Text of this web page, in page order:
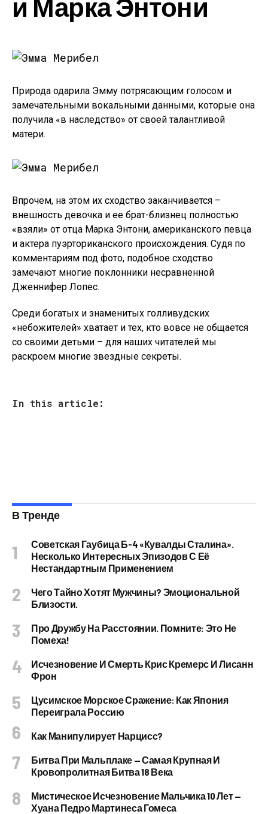
Природа одарила Эмму потрясающим голосом и
замечательными вокальными данными, которые она
получила «в наследство» от своей талантливой
матери.
Впрочем, на этом их сходство заканчивается –
внешность девочка и ее брат-близнец полностью
«взяли» от отца Марка Энтони, американского певца
и актера пуэрториканского происхождения. Судя по
комментариям под фото, подобное сходство
замечают многие поклонники несравненной
Дженнифер Лопес.
Среди богатых и знаменитых голливудских
«небожителей» хватает и тех, кто вовсе не общается
со своими детьми – для наших читателей мы
раскроем многие звездные секреты.
In this article:
В Тренде
Советская Гаубица Б-4 «Кувалды Сталина».
Несколько Интересных Эпизодов С Её
Нестандартным Применением
Чего Тайно Хотят Мужчины? Эмоциональной
Близости.
Про Дружбу На Расстоянии. Помните: Это Не
Помеха!
Исчезновение И Смерть Крис Кремерс И Лисанн
Фрон
Цусимское Морское Сражение: Как Япония
Переиграла Россию
Как Манипулирует Нарцисс?
Битва При Мальплаке — Самая Крупная И
Кровопролитная Битва 18 Века
Мистическое Исчезновение Мальчика 10 Лет —
Хуана Педро Мартинеса Гомеса